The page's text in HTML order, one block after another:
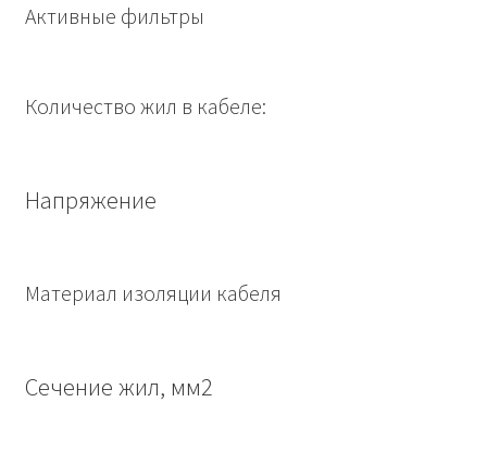
Активные фильтры
Количество жил в кабеле:
Напряжение
Материал изоляции кабеля
Сечение жил, мм2